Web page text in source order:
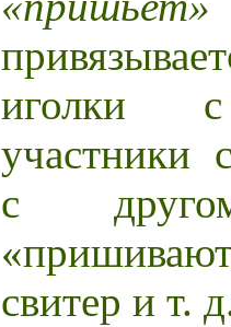
иголки
участники
с
свитер и т.